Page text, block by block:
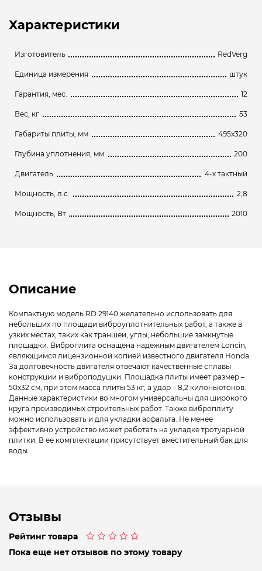
Характеристики
Изготовитель RedVerg
Единица измерения штук
Гарантия, мес. 12
Вес, кг 53
Габариты плиты, мм 495х320
Глубина уплотнения, мм 200
Двигатель 4-х тактный
Мощность, л.с. 2,8
Мощность, Вт 2010
Описание
Компактную модель RD 29140 желательно использовать для
небольших по площади виброуплотнительных работ, а также в
узких местах, таких как траншеи, углы, небольшие замкнутые
площадки. Виброплита оснащена надежным двигателем Loncin,
являющимся лицензионной копией известного двигателя Honda.
За долговечность двигателя отвечают качественные сплавы
конструкции и виброподушки. Площадка плиты имеет размер –
50х32 см, при этом масса плиты 53 кг, а удар – 8,2 килоньютонов.
Данные характеристики во многом универсальны для широкого
круга производимых строительных работ. Также виброплиту
можно использовать и для укладки асфальта. Не менее
эффективно устройство может работать на укладке тротуарной
плитки. В ее комплектации присутствует вместительный бак для
воды.
Отзывы
Рейтинг товара
0
Пока еще нет отзывов по этому товару